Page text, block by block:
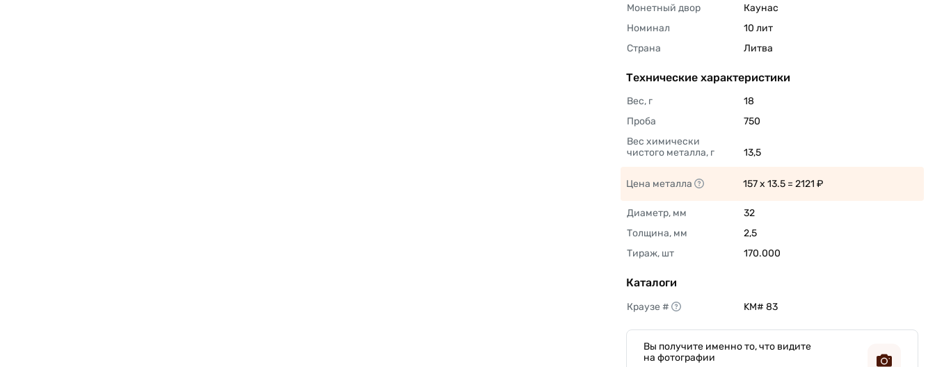
Монетный двор
Каунас
Номинал
10 лит
Страна
Литва
Технические характеристики
Вес, г
18
Проба
750
Вес химически
чистого металла, г
13,5
Цена металла 157 x 13.5 = 2121 ₽
Диаметр, мм
32
Толщина, мм
2,5
Тираж, шт
170.000
Каталоги
Краузе # KM# 83
Вы получите именно то, что видите
на фотографии